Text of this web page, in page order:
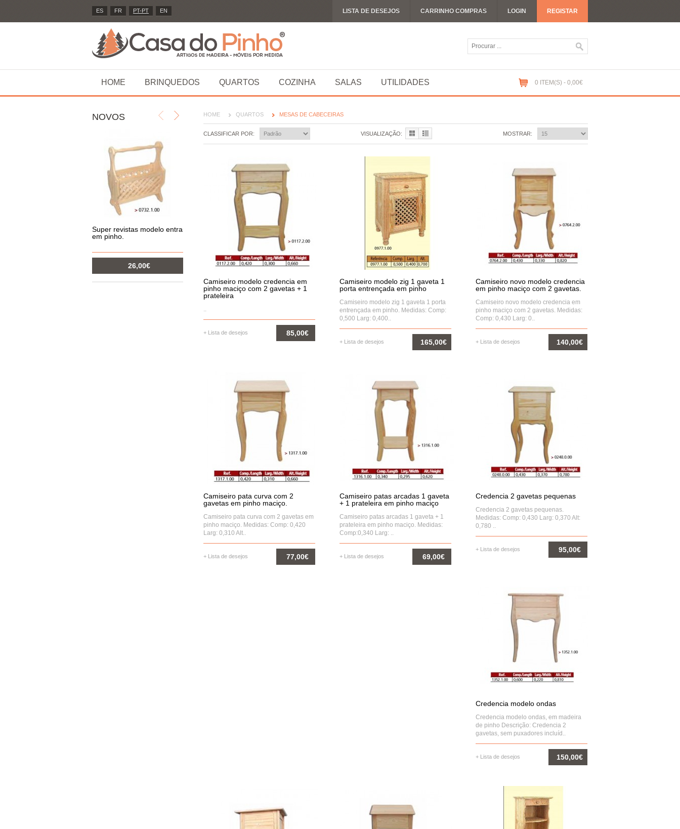
ES FR PT-PT EN LISTA DE DESEJOS CARRINHO COMPRAS LOGIN REGISTAR
HOME BRINQUEDOS QUARTOS COZINHA SALAS UTILIDADES 0 ITEM(S) - 0,00€
NOVOS
Super revistas modelo entrançado
em pinho.
26,00€
Super revistas tapado em madeira
de pinho.
16,00€
COMPRAR
Super revistas tapado em madeira
15,00€
COMPRAR
Sup. revistas fixo pequeno mh em
13,00€
COMPRAR
HOME QUARTOS MESAS DE CABECEIRAS
CLASSIFICAR POR: VISUALIZAÇÃO: MOSTRAR:
Camiseiro modelo credencia em
pinho maciço com 2 gavetas + 1
prateleira
..
+ Lista de desejos 85,00€
Camiseiro modelo zig 1 gaveta 1
porta entrençada em pinho
Camiseiro modelo zig 1 gaveta 1 porta
entrençada em pinho. Medidas: Comp:
0,500 Larg: 0,400..
+ Lista de desejos 165,00€
Camiseiro novo modelo credencia
em pinho maciço com 2 gavetas.
Camiseiro novo modelo credencia em
pinho maciço com 2 gavetas. Medidas:
Comp: 0,430 Larg: 0..
+ Lista de desejos 140,00€
Camiseiro pata curva com 2
gavetas em pinho maciço.
Camiseiro pata curva com 2 gavetas em
pinho maciço. Medidas: Comp: 0,420
Larg: 0,310 Alt..
+ Lista de desejos 77,00€
Camiseiro patas arcadas 1 gaveta
+ 1 prateleira em pinho maciço
Camiseiro patas arcadas 1 gaveta + 1
prateleira em pinho maciço. Medidas:
Comp:0,340 Larg: ..
+ Lista de desejos 69,00€
Credencia 2 gavetas pequenas
Credencia 2 gavetas pequenas.
Medidas: Comp: 0,430 Larg: 0,370 Alt:
0,780 ..
+ Lista de desejos 95,00€
Credencia modelo ondas
Credencia modelo ondas, em madeira
de pinho Descrição: Credencia 2
gavetas, sem puxadores incluíd..
+ Lista de desejos 150,00€